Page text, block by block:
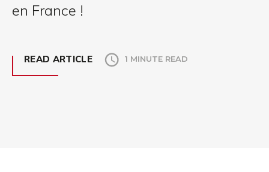
en France !
READ ARTICLE 1 MINUTE READ